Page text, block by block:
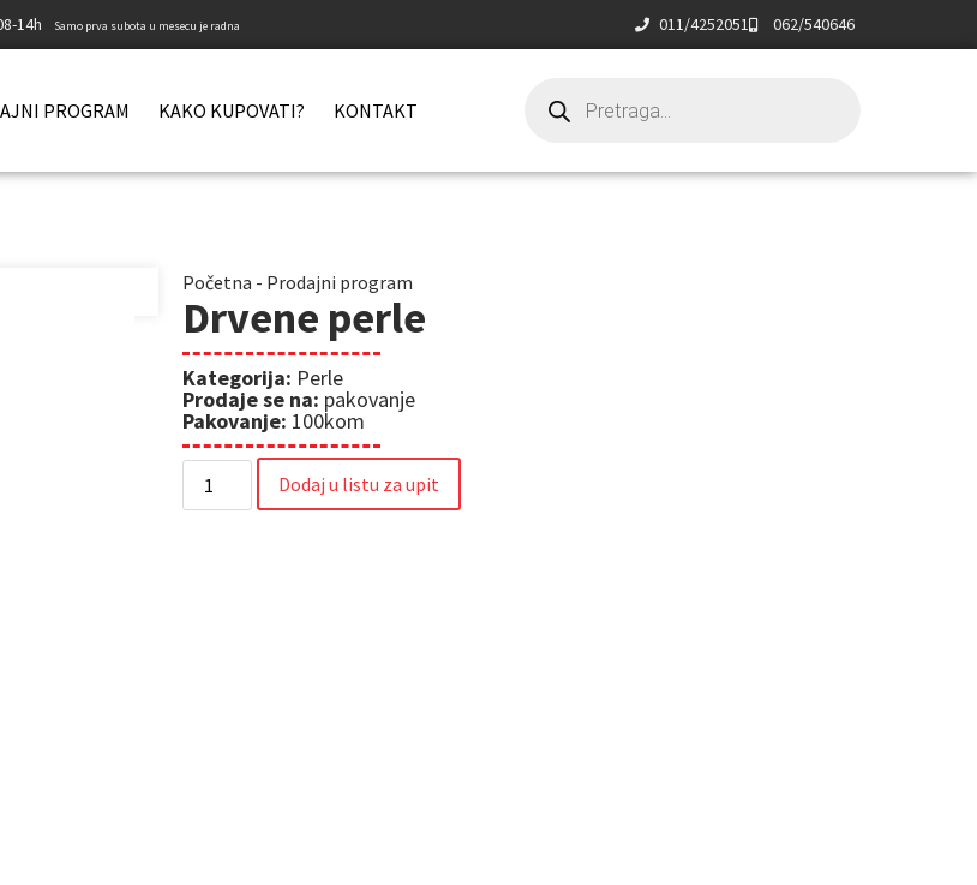
14h Samo prva subota u mesecu je radna 011/4252051 062/540646
PROGRAM KAKO KUPOVATI? KONTAKT
Početna - Prodajni program
Drvene perle
Kategorija: Perle
Prodaje se na: pakovanje
Pakovanje: 100kom
Dodaj u listu za upit